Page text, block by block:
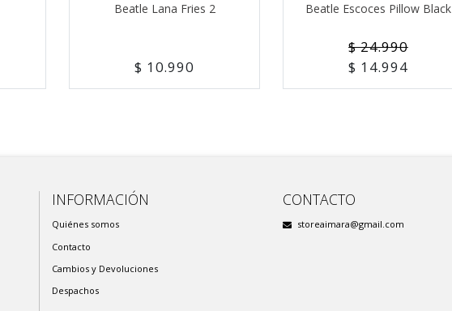
Beatle Lana Fries 2
$ 10.990
Beatle Escoces Pillow Black
$ 24.990
$ 14.994
INFORMACIÓN
Quiénes somos
Contacto
Cambios y Devoluciones
Despachos
CONTACTO
storeaimara@gmail.com